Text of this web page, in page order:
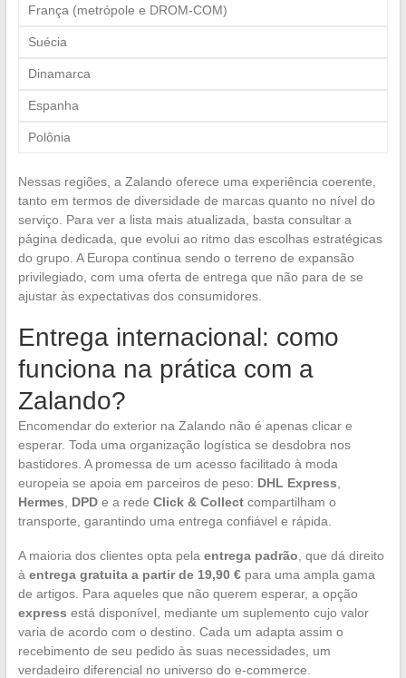
França (metrópole e DROM-COM)
Suécia
Dinamarca
Espanha
Polônia
Nessas regiões, a Zalando oferece uma experiência coerente,
tanto em termos de diversidade de marcas quanto no nível do
serviço. Para ver a lista mais atualizada, basta consultar a
página dedicada, que evolui ao ritmo das escolhas estratégicas
do grupo. A Europa continua sendo o terreno de expansão
privilegiado, com uma oferta de entrega que não para de se
ajustar às expectativas dos consumidores.
Entrega internacional: como
funciona na prática com a
Zalando?
Encomendar do exterior na Zalando não é apenas clicar e
esperar. Toda uma organização logística se desdobra nos
bastidores. A promessa de um acesso facilitado à moda
europeia se apoia em parceiros de peso: DHL Express
Hermes
DPDe a rede Click & Collectcompartilham o
transporte, garantindo uma entrega confiável e rápida.
A maioria dos clientes opta pela entrega padrão , que dá direito
à entrega gratuita a partir de 19,90 €para uma ampla gama
de artigos. Para aqueles que não querem esperar, a opção
express está disponível, mediante um suplemento cujo valor
varia de acordo com o destino. Cada um adapta assim o
recebimento de seu pedido às suas necessidades, um
verdadeiro diferencial no universo do e-commerce.